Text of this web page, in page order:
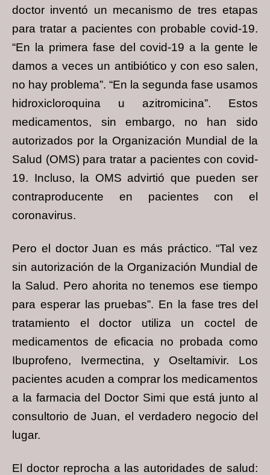
doctor inventó un mecanismo de tres etapas
para tratar a pacientes con probable covid-19.
“En la primera fase del covid-19 a la gente le
damos a veces un antibiótico y con eso salen,
no hay problema”. “En la segunda fase usamos
hidroxicloroquina u azitromicina”. Estos
medicamentos, sin embargo, no han sido
autorizados por la Organización Mundial de la
Salud (OMS) para tratar a pacientes con covid-
19. Incluso, la OMS advirtió que pueden ser
contraproducente en pacientes con el
coronavirus.
Pero el doctor Juan es más práctico. “Tal vez
sin autorización de la Organización Mundial de
la Salud. Pero ahorita no tenemos ese tiempo
para esperar las pruebas”. En la fase tres del
tratamiento el doctor utiliza un coctel de
medicamentos de eficacia no probada como
Ibuprofeno, Ivermectina, y Oseltamivir. Los
pacientes acuden a comprar los medicamentos
a la farmacia del Doctor Simi que está junto al
consultorio de Juan, el verdadero negocio del
lugar.
El doctor reprocha a las autoridades de salud: